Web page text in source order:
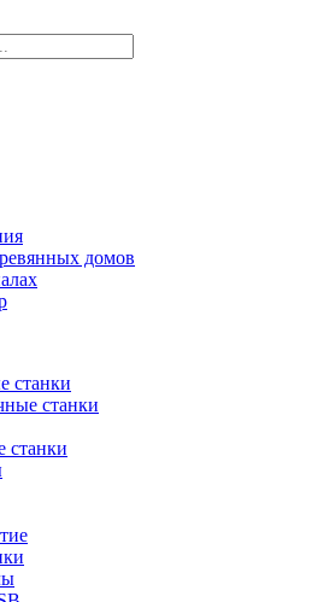
домов
станки
станки
станки